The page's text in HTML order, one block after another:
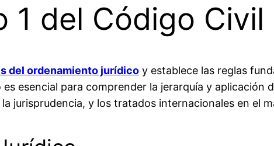
del Código Civil
del ordenamiento jurídico y establece las reglas
esencial para comprender la jerarquía y aplicación
jurisprudencia, y los tratados internacionales en el